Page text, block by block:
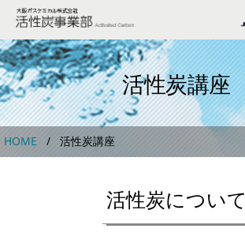
活性炭講座
HOME 活性炭講座
活性炭について